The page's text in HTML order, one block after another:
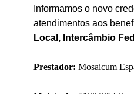
Informamos o novo
atendimentos aos
Local, Intercâmbio
Prestador: Mosaicum